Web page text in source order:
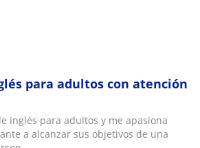
para adultos con atención
inglés para adultos y me apasiona
a alcanzar sus objetivos de una